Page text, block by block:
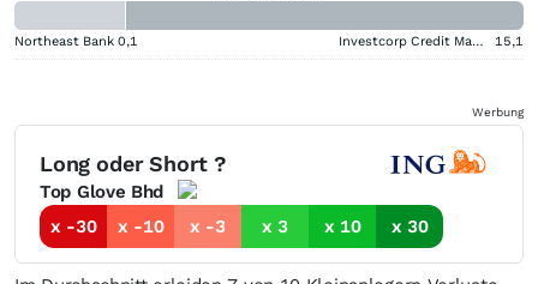
Northeast Bank 0,1 Investcorp Credit Management BDC 15,1
Werbung
Long oder Short ?
Top Glove Bhd
x -30
x -10 x -3 x 3 x 10 x 30